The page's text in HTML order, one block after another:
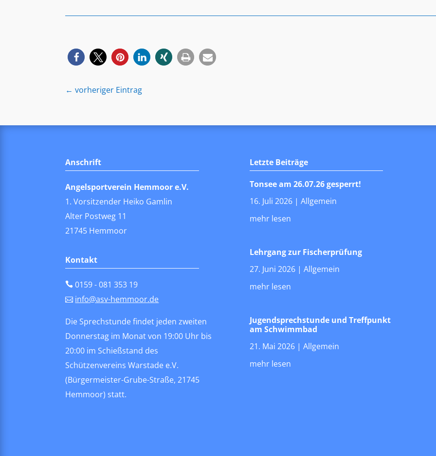
←vorheriger Eintrag
Anschrift
Angelsportverein Hemmoor e.V.
1. Vorsitzender Heiko Gamlin
Alter Postweg 11
21745 Hemmoor
Kontakt
0159 - 081 353 19
info@asv-hemmoor.de
Die Sprechstunde findet jeden zweiten
Donnerstag im Monat von 19:00 Uhr bis
20:00 im Schießstand des
Schützenvereins Warstade e.V.
(Bürgermeister-Grube-Straße, 21745
Hemmoor) statt.
Letzte Beiträge
Tonsee am 26.07.26 gesperrt!
16. Juli 2026| Allgemein
mehr lesen
Lehrgang zur Fischerprüfung
27. Juni 2026| Allgemein
mehr lesen
Jugendsprechstunde und Treffpunkt
am Schwimmbad
21. Mai 2026| Allgemein
mehr lesen